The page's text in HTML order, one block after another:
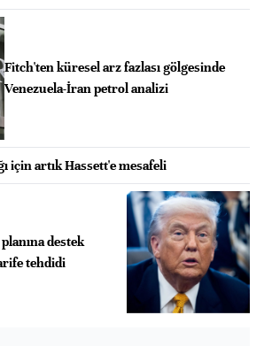
Fitch'ten küresel arz fazlası gölgesinde
Venezuela-İran petrol analizi
için artık Hassett'e mesafeli
destek
tehdidi